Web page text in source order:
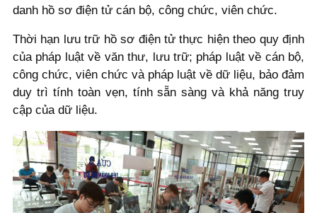
danh hồ sơ điện tử cán bộ, công chức, viên chức.
Thời hạn lưu trữ hồ sơ điện tử thực hiện theo quy định
của pháp luật về văn thư, lưu trữ; pháp luật về cán bộ,
công chức, viên chức và pháp luật về dữ liệu, bảo đảm
duy trì tính toàn vẹn, tính sẵn sàng và khả năng truy
cập của dữ liệu.